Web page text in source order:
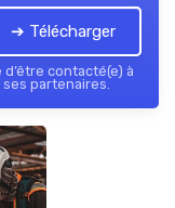
➔ Télécharger
contacté(e) à
ses partenaires.